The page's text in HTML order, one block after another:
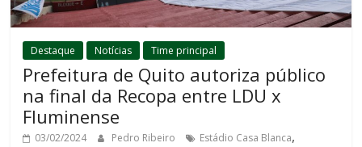
Destaque Notícias Time principal
Prefeitura de Quito autoriza público
na final da Recopa entre LDU x
Fluminense
03/02/2024 Pedro Ribeiro Estádio Casa Blanca,